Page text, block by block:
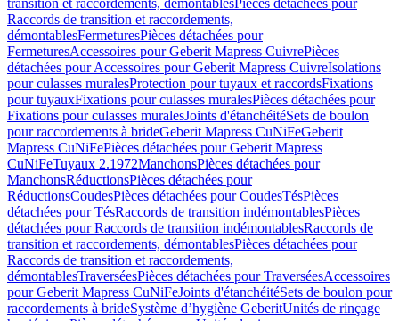
transition et raccordements, démontablesPièces détachées pour
Raccords de transition et raccordements,
démontablesFermeturesPièces détachées pour
FermeturesAccessoires pour Geberit Mapress CuivrePièces
détachées pour Accessoires pour Geberit Mapress CuivreIsolations
pour culasses muralesProtection pour tuyaux et raccordsFixations
pour tuyauxFixations pour culasses muralesPièces détachées pour
Fixations pour culasses muralesJoints d'étanchéitéSets de boulon
pour raccordements à brideGeberit Mapress CuNiFeGeberit
Mapress CuNiFePièces détachées pour Geberit Mapress
CuNiFeTuyaux 2.1972ManchonsPièces détachées pour
ManchonsRéductionsPièces détachées pour
RéductionsCoudesPièces détachées pour CoudesTésPièces
détachées pour TésRaccords de transition indémontablesPièces
détachées pour Raccords de transition indémontablesRaccords de
transition et raccordements, démontablesPièces détachées pour
Raccords de transition et raccordements,
démontablesTraverséesPièces détachées pour TraverséesAccessoires
pour Geberit Mapress CuNiFeJoints d'étanchéitéSets de boulon pour
raccordements à brideSystème d’hygiène GeberitUnités de rinçage